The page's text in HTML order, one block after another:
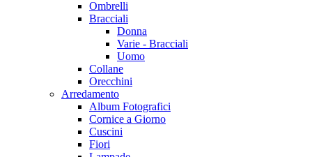
Ombrelli
Bracciali
Donna
Varie - Bracciali
Uomo
Collane
Orecchini
Arredamento
Album Fotografici
Cornice a Giorno
Cuscini
Fiori